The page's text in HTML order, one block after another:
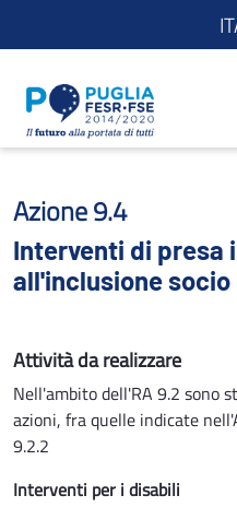
Interventi di
Azione 9.4
Interventi di presa
all'inclusione
Attività da realizzare
Nell'ambito dell'RA 9.2 sono
azioni, fra quelle indicate
9.2.2
Interventi per i disabili